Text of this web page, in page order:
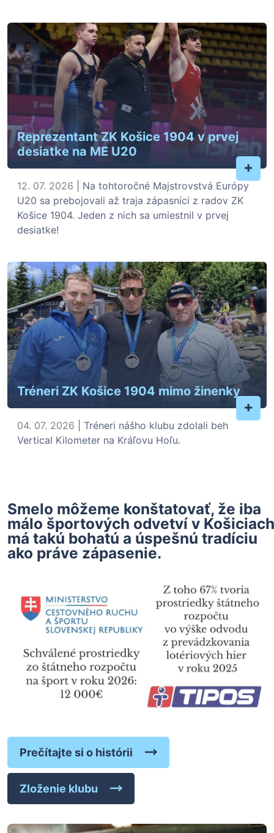
Reprezentant ZK Košice 1904 v prvej
desiatke na ME U20
+
12. 07. 2026 | Na tohtoročné Majstrovstvá Európy
U20 sa prebojovali až traja zápasníci z radov ZK
Košice 1904. Jeden z nich sa umiestnil v prvej
desiatke!
Tréneri ZK Košice 1904 mimo žinenky
+
04. 07. 2026 | Tréneri nášho klubu zdolali beh
Vertical Kilometer na Kráľovu Hoľu.
Smelo môžeme konštatovať, že iba
málo športových odvetví v Košiciach
má takú bohatú a úspešnú tradíciu
ako práve zápasenie.
Prečítajte si o histórii
Zloženie klubu